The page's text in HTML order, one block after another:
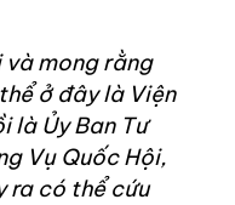
và mong rằng
ở đây là Viện
là Ủy Ban Tư
Vụ Quốc Hội,
ra có thể cứu